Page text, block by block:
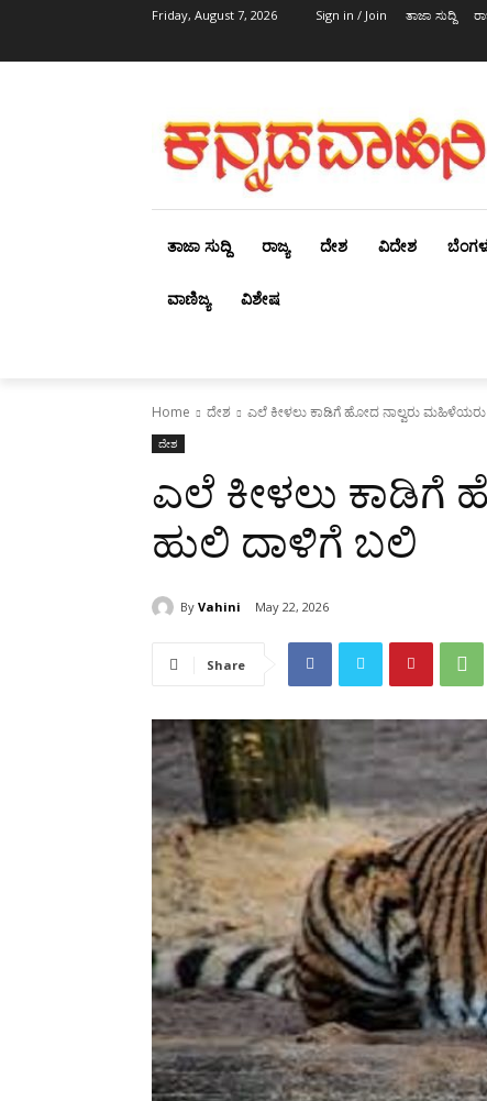
Friday, August 7, 2026 Sign in / Join ತಾಜಾ ಸುದ್ದಿ
ತಾಜಾ ಸುದ್ದಿ ರಾಜ್ಯ ದೇಶ ವಿದೇಶ
ವಾಣಿಜ್ಯ ವಿಶೇಷ
Home ದೇಶ ಎಲೆ ಕೀಳಲು ಕಾಡಿಗೆ ಹೋದ ನಾಲ್ವರು
ದೇಶ
ಎಲೆ ಕೀಳಲು ಕಾಡಿಗೆ
ಹುಲಿ ದಾಳಿಗೆ ಬಲಿ
By Vahini May 22, 2026
Share